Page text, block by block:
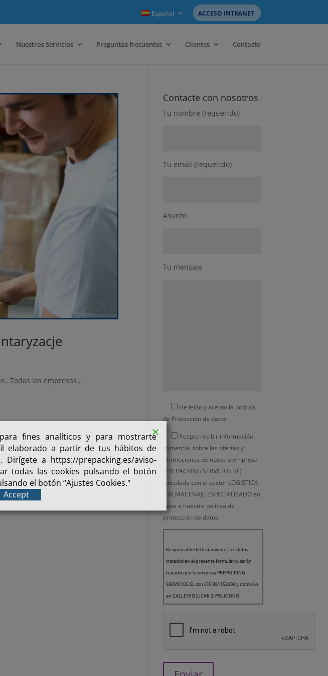
Español ACCESO INTRANET
Nuestros Servicios Preguntas frecuentes Clientes Contacto
las empresas…
Contacte con nosotros
Tu nombre (requerido)
Tu email (requerido)
Asunto
Tu mensaje
He leído y acepto la política
de Protección de datos
Acepto recibir información
comercial sobre las ofertas y
promociones de nuestra empresa
(PREPACKING SERVICIOS SL)
vinculada con el sector LOGISTICA
Y ALMACENAJE ESPECIALIZADO en
base a nuestra política de
protección de datos
Responsable del tratamiento: Los datos
tratados en el presente formulario, serán
tratados por la empresa PREPACKING
SERVICIOS SL con CIF B81152696 y domicilio
en CALLE RIO JUCAR 3, POLIGONO
de los datos.
de usuarios de la página web. Asimismo, en
fines analíticos y para mostrarte
elaborado a partir de tus hábitos de
Dirígete a https://prepacking.es/aviso-
todas las cookies pulsando el botón
el botón “Ajustes Cookies."
Accept